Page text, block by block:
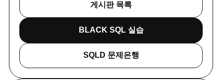
게시판 목록
BLACK SQL 실습
SQLD 문제은행